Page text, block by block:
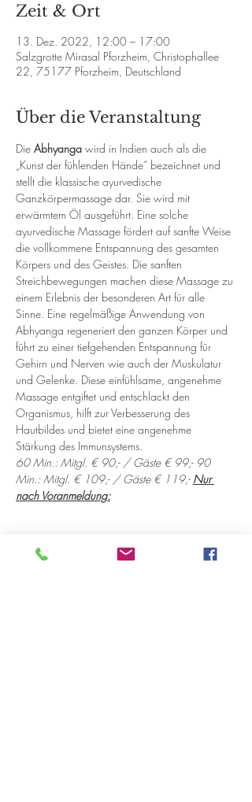
Zeit & Ort
13. Dez. 2022, 12:00 – 17:00
Salzgrotte Mirasal Pforzheim, Christophallee
22, 75177 Pforzheim, Deutschland
Über die Veranstaltung
Die Abhyanga wird in Indien auch als die
„Kunst der fühlenden Hände“ bezeichnet und
stellt die klassische ayurvedische
Ganzkörpermassage dar. Sie wird mit
erwärmtem Öl ausgeführt. Eine solche
ayurvedische Massage fördert auf sanfte Weise
die vollkommene Entspannung des gesamten
Körpers und des Geistes. Die sanften
Streichbewegungen machen diese Massage zu
einem Erlebnis der besonderen Art für alle
Sinne. Eine regelmäßige Anwendung von
Abhyanga regeneriert den ganzen Körper und
führt zu einer tiefgehenden Entspannung für
Gehirn und Nerven wie auch der Muskulatur
und Gelenke. Diese einfühlsame, angenehme
Massage entgiftet und entschlackt den
Organismus, hilft zur Verbesserung des
Hautbildes und bietet eine angenehme
Stärkung des Immunsystems.
60 Min.: Mitgl. € 90,- / Gäste € 99,- 90
Min.: Mitgl. € 109,- / Gäste € 119,- Nur
nach Voranmeldung: